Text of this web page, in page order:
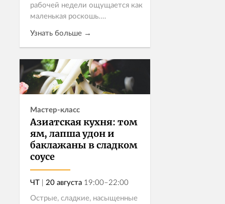
рабочей недели ощущается как
маленькая роскошь.
гастрономическое утро во
французском стиле: проведите
утро так, как обычно
получается только в отпуске.
Узнать больше →
Записаться
Мастер-класс
Азиатская кухня: том
ям, лапша удон и
баклажаны в сладком
соусе
ЧТ | 20 августа 19:00–22:00
Острые, сладкие, насыщенные